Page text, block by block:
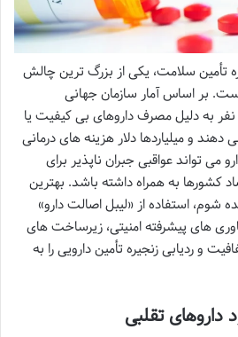
تأمین سلامت، یکی از بزرگ ترین چالش
بر اساس آمار سازمان جهانی
به دلیل مصرف داروهای بی کیفیت یا
و میلیاردها دلار هزینه های درمانی
تواند عواقبی جبران ناپذیر برای
کشورها به همراه داشته باشد. بهترین
شوم، استفاده از «لیبل اصالت دارو»
های پیشرفته امنیتی، زیرساخت های
و ردیابی زنجیره تأمین دارویی را به
تقلبی